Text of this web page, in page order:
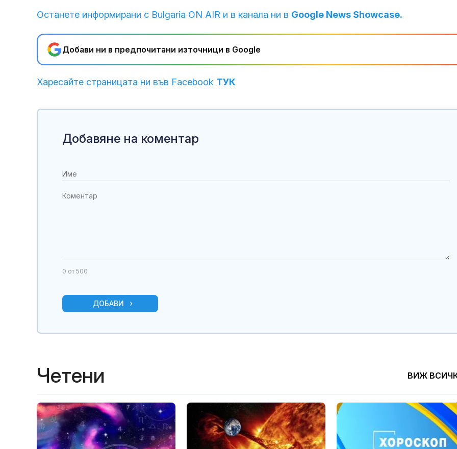
Останете информирани с Bulgaria ON AIR и в канала ни в Google News Showcase.
Добави ни в предпочитани източници в Google
Харесайте страницата ни във Facebook ТУК
Добавяне на коментар
0 от 500
ДОБАВИ
Четени ВИЖ